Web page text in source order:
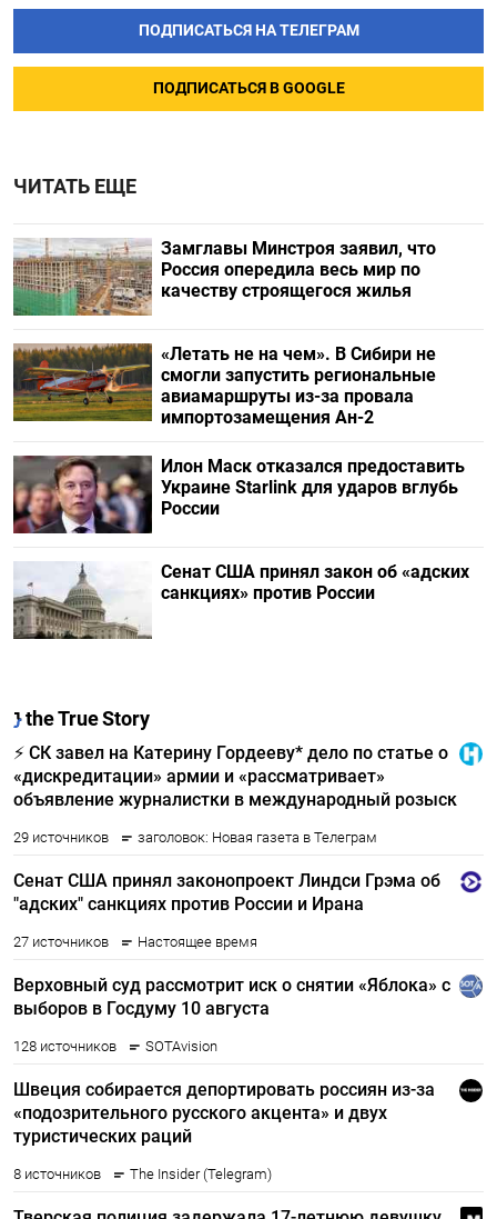
ПОДПИСАТЬСЯ НА ТЕЛЕГРАМ
ПОДПИСАТЬСЯ В GOOGLE
ЧИТАТЬ ЕЩЕ
Замглавы Минстроя заявил, что
Россия опередила весь мир по
качеству строящегося жилья
«Летать не на чем». В Сибири не
смогли запустить региональные
авиамаршруты из-за провала
импортозамещения Ан-2
Илон Маск отказался предоставить
Украине Starlink для ударов вглубь
России
Сенат США принял закон об «адских
санкциях» против России